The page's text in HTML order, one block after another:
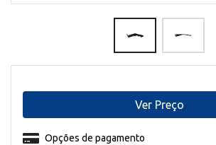
Opções de pagamento
Ver Preço